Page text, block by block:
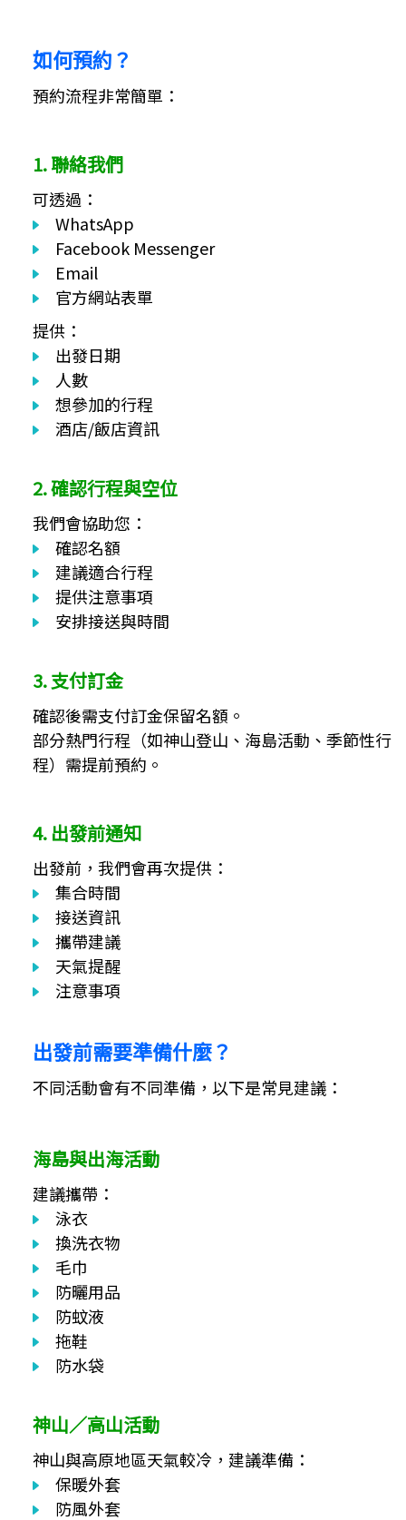
如何預約？
預約流程非常簡單：
1. 聯絡我們
可透過：
WhatsApp
Facebook Messenger
Email
官方網站表單
提供：
出發日期
人數
想參加的行程
酒店/飯店資訊
2. 確認行程與空位
我們會協助您：
確認名額
建議適合行程
提供注意事項
安排接送與時間
3. 支付訂金
確認後需支付訂金保留名額。
部分熱門行程（如神山登山、海島活動、季節性行
程）需提前預約。
4. 出發前通知
出發前，我們會再次提供：
集合時間
接送資訊
攜帶建議
天氣提醒
注意事項
出發前需要準備什麼？
不同活動會有不同準備，以下是常見建議：
海島與出海活動
建議攜帶：
泳衣
換洗衣物
毛巾
防曬用品
防蚊液
拖鞋
防水袋
神山／高山活動
神山與高原地區天氣較冷，建議準備：
保暖外套
防風外套